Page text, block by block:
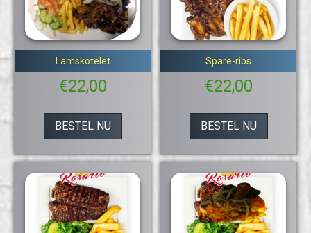
Lamskotelet
€22,00
BESTEL NU
Spare-ribs
€22,00
BESTEL NU